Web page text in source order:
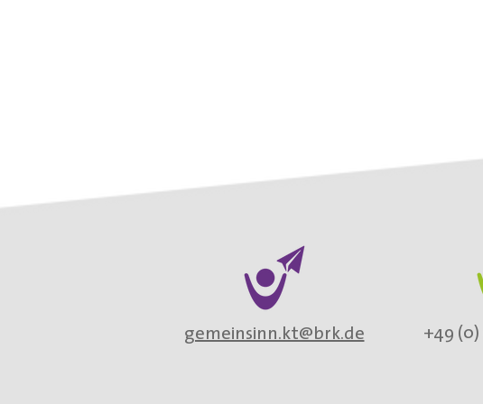
gemeinsinn.kt@brk.de +49 (0)